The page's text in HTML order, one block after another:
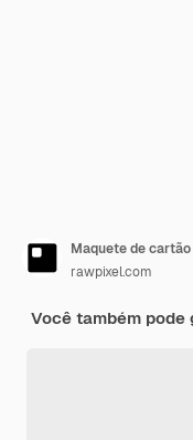
Maquete de
rawpixel.com
Você também